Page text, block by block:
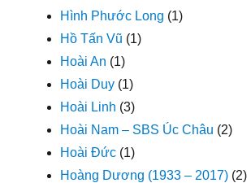
Hình Phước Long (1)
Hồ Tấn Vũ (1)
Hoài An (1)
Hoài Duy (1)
Hoài Linh (3)
Hoài Nam – SBS Úc Châu (2)
Hoài Đức (1)
Hoàng Dương (1933 – 2017) (2)